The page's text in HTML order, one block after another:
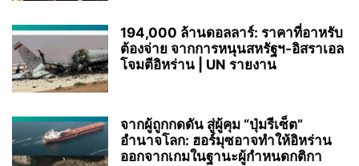
194,000 ล้านดอลลาร์: ราคาที่อาหรับ
ต้องจ่าย จากการหนุนสหรัฐฯ‑อิสราเอล
โจมตีอิหร่าน | UN รายงาน
จากผู้ถูกกดดัน สู่ผู้คุม “ปุ่มรีเซ็ต”
อำนาจโลก: ฮอร์มุซอาจทำให้อิหร่าน
ออกจากเกมในฐานะผู้กำหนดกติกา